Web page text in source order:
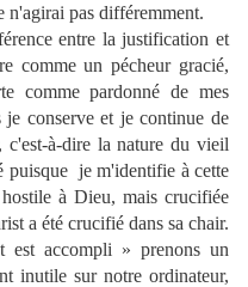
n'agirai pas différemment.
entre la justification et
comme un pécheur gracié,
comme pardonné de mes
conserve et je continue de
c'est-à-dire la nature du vieil
puisque je m'identifie à cette
à Dieu, mais crucifiée
a été crucifié dans sa chair.
est accompli » prenons un
inutile sur notre ordinateur,